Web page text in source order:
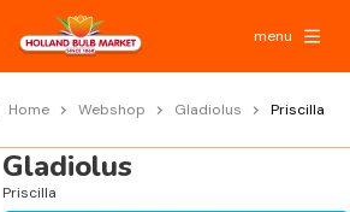
menu
Home Webshop Gladiolus Priscilla
Gladiolus
Priscilla